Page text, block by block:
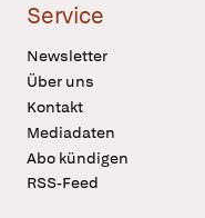
Service
Newsletter
Über uns
Kontakt
Mediadaten
Abo kündigen
RSS-Feed